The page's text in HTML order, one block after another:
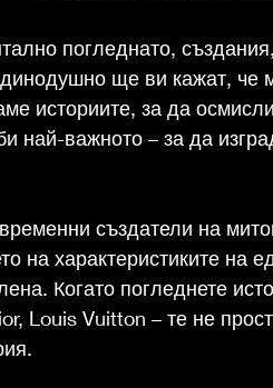
погледнато, създания,
ще ви кажат, че
историите, за да
важното – за да
създатели на
на характеристиките на
Когато погледнете
Louis Vuitton – те не